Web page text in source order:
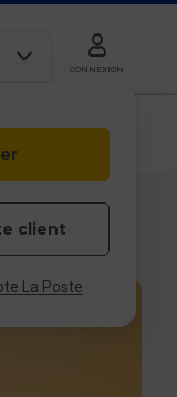
collectivités
CONNEXION
client
La Poste